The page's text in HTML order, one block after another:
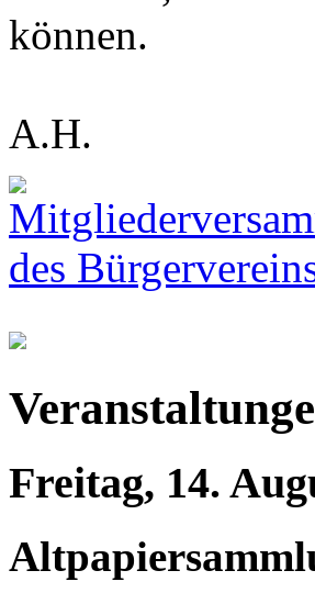
können.
A.H.
Freitag, 14.